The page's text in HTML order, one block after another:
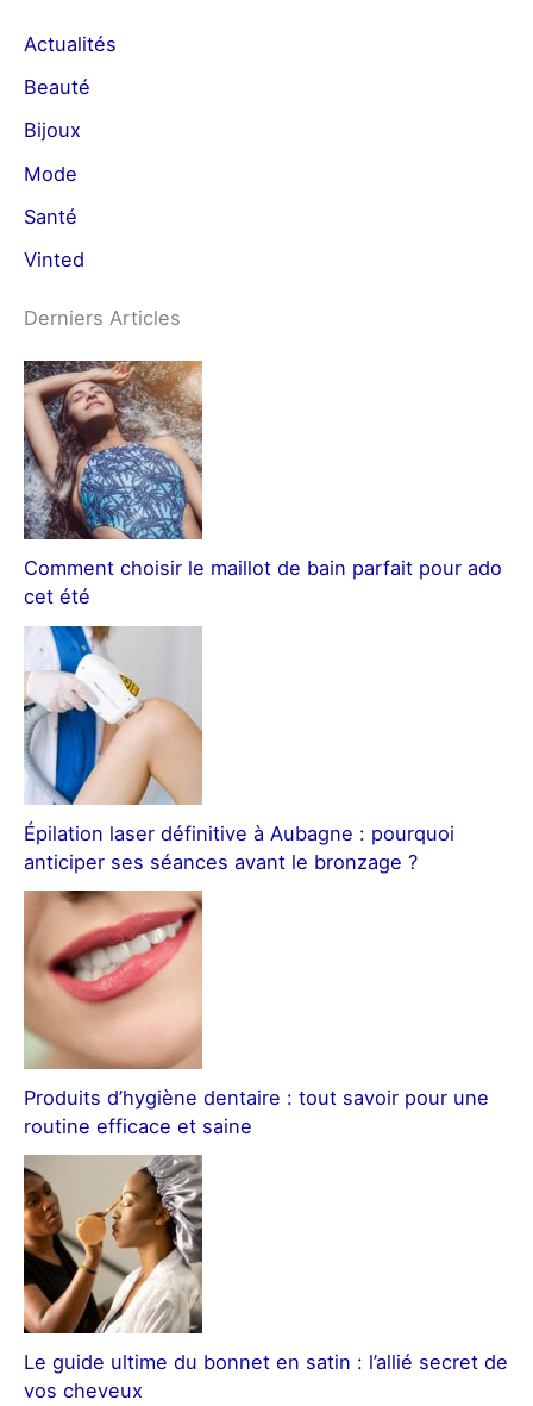
Actualités
Beauté
Bijoux
Mode
Santé
Vinted
Derniers Articles
Comment choisir le maillot de bain parfait pour ado
cet été
Épilation laser définitive à Aubagne : pourquoi
anticiper ses séances avant le bronzage ?
Produits d’hygiène dentaire : tout savoir pour une
routine efficace et saine
Le guide ultime du bonnet en satin : l’allié secret de
vos cheveux